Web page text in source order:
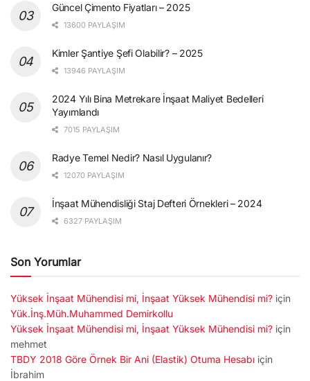
Güncel Çimento Fiyatları – 2025
13600 PAYLAŞIM
Kimler Şantiye Şefi Olabilir? – 2025
13946 PAYLAŞIM
2024 Yılı Bina Metrekare İnşaat Maliyet Bedelleri
Yayımlandı
7015 PAYLAŞIM
Radye Temel Nedir? Nasıl Uygulanır?
12070 PAYLAŞIM
İnşaat Mühendisliği Staj Defteri Örnekleri – 2024
6327 PAYLAŞIM
Son Yorumlar
Yüksek İnşaat Mühendisi mi, İnşaat Yüksek Mühendisi mi? için
Yük.İnş.Müh.Muhammed Demirkollu
Yüksek İnşaat Mühendisi mi, İnşaat Yüksek Mühendisi mi? için
mehmet
TBDY 2018 Göre Örnek Bir Ani (Elastik) Otuma Hesabı için
İbrahim